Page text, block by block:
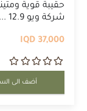
حقيبة قوية
شركة ويو 12.9 ...
37,000 IQD
أضف الى